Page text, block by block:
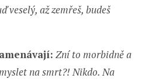
veselý, až zemřeš, budeš
Zní to morbidně a
na smrt?! Nikdo. Na